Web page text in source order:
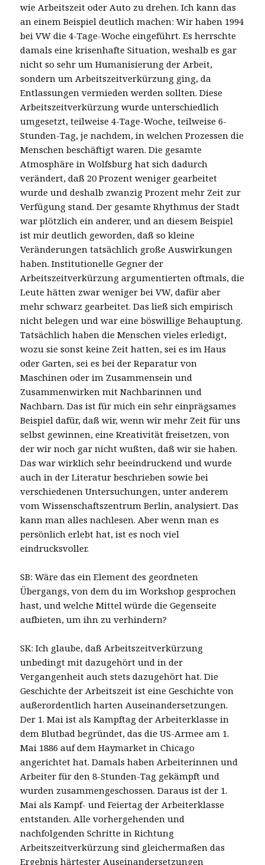
wie Arbeitszeit oder Auto zu drehen. Ich kann das
an einem Beispiel deutlich machen: Wir haben 1994
bei VW die 4-Tage-Woche eingeführt. Es herrschte
damals eine krisenhafte Situation, weshalb es gar
nicht so sehr um Humanisierung der Arbeit,
sondern um Arbeitszeitverkürzung ging, da
Entlassungen vermieden werden sollten. Diese
Arbeitszeitverkürzung wurde unterschiedlich
umgesetzt, teilweise 4-Tage-Woche, teilweise 6-
Stunden-Tag, je nachdem, in welchen Prozessen die
Menschen beschäftigt waren. Die gesamte
Atmosphäre in Wolfsburg hat sich dadurch
verändert, daß 20 Prozent weniger gearbeitet
wurde und deshalb zwanzig Prozent mehr Zeit zur
Verfügung stand. Der gesamte Rhythmus der Stadt
war plötzlich ein anderer, und an diesem Beispiel
ist mir deutlich geworden, daß so kleine
Veränderungen tatsächlich große Auswirkungen
haben. Institutionelle Gegner der
Arbeitszeitverkürzung argumentierten oftmals, die
Leute hätten zwar weniger bei VW, dafür aber
mehr schwarz gearbeitet. Das ließ sich empirisch
nicht belegen und war eine böswillige Behauptung.
Tatsächlich haben die Menschen vieles erledigt,
wozu sie sonst keine Zeit hatten, sei es im Haus
oder Garten, sei es bei der Reparatur von
Maschinen oder im Zusammensein und
Zusammenwirken mit Nachbarinnen und
Nachbarn. Das ist für mich ein sehr einprägsames
Beispiel dafür, daß wir, wenn wir mehr Zeit für uns
selbst gewinnen, eine Kreativität freisetzen, von
der wir noch gar nicht wußten, daß wir sie haben.
Das war wirklich sehr beeindruckend und wurde
auch in der Literatur beschrieben sowie bei
verschiedenen Untersuchungen, unter anderem
vom Wissenschaftszentrum Berlin, analysiert. Das
kann man alles nachlesen. Aber wenn man es
persönlich erlebt hat, ist es noch viel
eindrucksvoller.
SB: Wäre das ein Element des geordneten
Übergangs, von dem du im Workshop gesprochen
hast, und welche Mittel würde die Gegenseite
aufbieten, um ihn zu verhindern?
SK: Ich glaube, daß Arbeitszeitverkürzung
unbedingt mit dazugehört und in der
Vergangenheit auch stets dazugehört hat. Die
Geschichte der Arbeitszeit ist eine Geschichte von
außerordentlich harten Auseinandersetzungen.
Der 1. Mai ist als Kampftag der Arbeiterklasse in
dem Blutbad begründet, das die US-Armee am 1.
Mai 1886 auf dem Haymarket in Chicago
angerichtet hat. Damals haben Arbeiterinnen und
Arbeiter für den 8-Stunden-Tag gekämpft und
wurden zusammengeschossen. Daraus ist der 1.
Mai als Kampf- und Feiertag der Arbeiterklasse
entstanden. Alle vorhergehenden und
nachfolgenden Schritte in Richtung
Arbeitszeitverkürzung sind gleichermaßen das
Ergebnis härtester Auseinandersetzungen